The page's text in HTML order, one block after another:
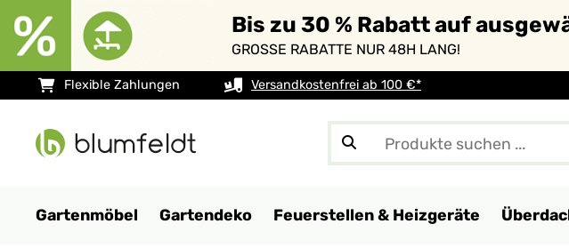
Bis zu 30 % Rabatt auf
GROSSE RABATTE NUR 48H LANG!
Flexible Zahlungen Versandkostenfrei ab 100 €*
Gartenmöbel Gartendeko Feuerstellen & Heizgeräte